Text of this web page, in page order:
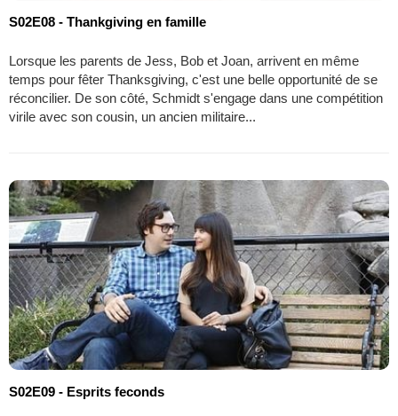
S02E08 - Thankgiving en famille
Lorsque les parents de Jess, Bob et Joan, arrivent en même
temps pour fêter Thanksgiving, c'est une belle opportunité de se
réconcilier. De son côté, Schmidt s'engage dans une compétition
virile avec son cousin, un ancien militaire...
S02E09 - Esprits feconds